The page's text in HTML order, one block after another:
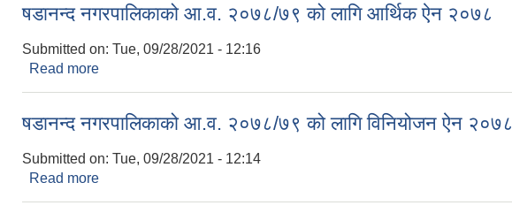
षडानन्द नगरपालिकाको आ.व. २०७८/७९ को लागि आर्थिक ऐन २०७८
Submitted on: Tue, 09/28/2021 - 12:16
Read more
षडानन्द नगरपालिकाको आ.व. २०७८/७९ को लागि विनियोजन ऐन २०७८
Submitted on: Tue, 09/28/2021 - 12:14
Read more